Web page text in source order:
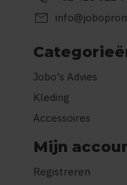
mail
Jobo's Advies
Kleding
Accessoires
Mijn
Registreren